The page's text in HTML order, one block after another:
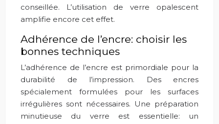
conseillée. L’utilisation de verre opalescent
amplifie encore cet effet.
Adhérence de l’encre: choisir les
bonnes techniques
L’adhérence de l’encre est primordiale pour la
durabilité de l’impression. Des encres
spécialement formulées pour les surfaces
irrégulières sont nécessaires. Une préparation
minutieuse du verre est essentielle: un